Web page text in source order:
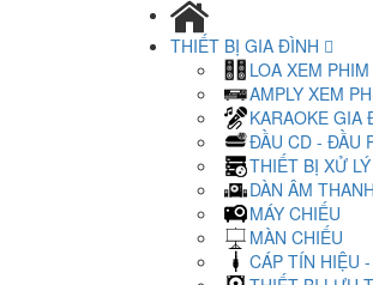
THIẾT BỊ GIA ĐÌNH
LOA XEM
AMPLY XEM
KARAOKE GIA
ĐẦU CD - ĐẦU
THIẾT BỊ XỬ
DÀN ÂM
MÁY CHIẾU
MÀN CHIẾU
CÁP TÍN HIỆU